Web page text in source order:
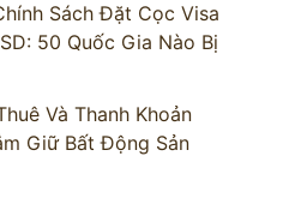
Sách Đặt Cọc Visa
50 Quốc Gia Nào Bị
Và Thanh Khoản
Giữ Bất Động Sản